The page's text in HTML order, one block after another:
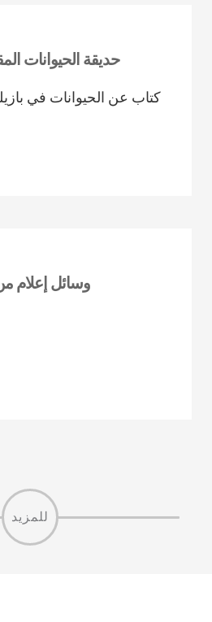
حديقة الحيوانات
كتاب عن الحيوانات في
وسائل إعلام
للمزيد